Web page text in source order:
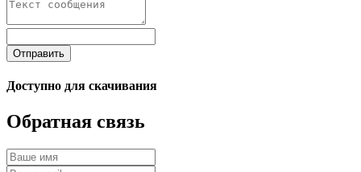
Отправить
Доступно для скачивания
Обратная связь